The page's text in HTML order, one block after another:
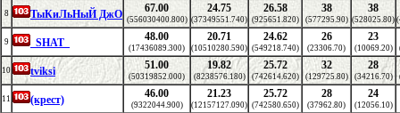
8 ТыКиЛьНыЙ ДжО 67.00
(556030400.800)
24.75
(37349551.740)
26.58
(925651.820)
38
(577295.90)
38
(528025.80)
9 _SHAT_ 48.00
(17436089.300)
20.71
(10510280.590)
24.62
(549218.740)
26
(23306.70)
23
(10069.20)
10 tviksi 51.00
(50319852.000)
19.82
(8238576.180)
25.72
(742614.620)
32
(129725.80)
28
(34216.70)
11 (крест) 46.00
(9322044.900)
21.23
(12157127.090)
25.72
(742580.650)
28
(37962.80)
24
(12056.10)